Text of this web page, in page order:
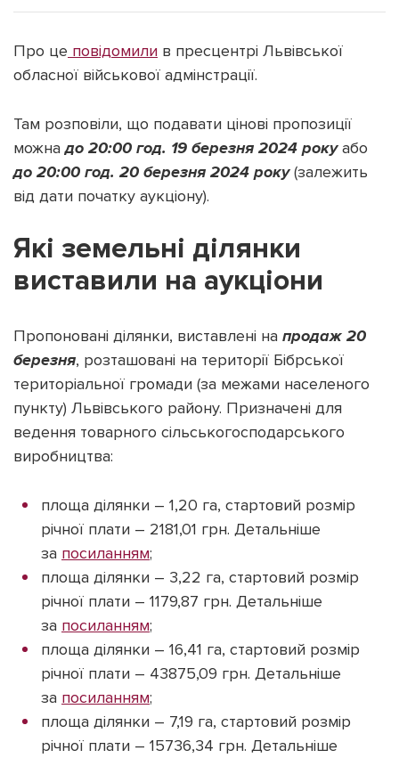
Наші соц мережі
Підтримати dyvys.info
Про це повідомили в пресцентрі Львівської
обласної військової адмінстрації.
Там розповіли, що подавати цінові пропозиції
можнадо 20:00 год. 19 березня 2024 рокуабо
до 20:00 год. 20 березня 2024 року(залежить
від дати початку аукціону).
Які земельні ділянки
виставили на аукціони
Пропоновані ділянки, виставлені на продаж 20
березня, розташовані на території Бібрської
територіальної громади (за межами населеного
пункту) Львівського району. Призначені для
ведення товарного сільськогосподарського
виробництва:
площа ділянки – 1,20 га, стартовий розмір
річної плати – 2181,01 грн. Детальніше
за посиланням;
площа ділянки – 3,22 га, стартовий розмір
річної плати – 1179,87 грн. Детальніше
за посиланням;
площа ділянки – 16,41 га, стартовий розмір
річної плати – 43875,09 грн. Детальніше
за посиланням;
площа ділянки – 7,19 га, стартовий розмір
річної плати – 15736,34 грн. Детальніше